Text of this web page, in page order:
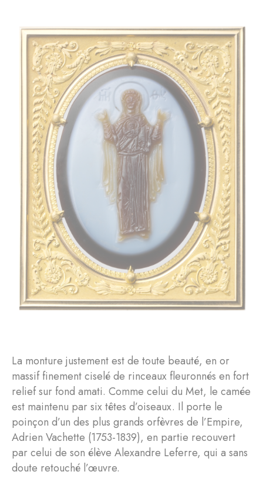
La monture justement est de toute beauté, en or
massif finement ciselé de rinceaux fleuronnés en fort
relief sur fond amati. Comme celui du Met, le camée
est maintenu par six têtes d’oiseaux. Il porte le
poinçon d’un des plus grands orfèvres de l’Empire,
Adrien Vachette (1753-1839), en partie recouvert
par celui de son élève Alexandre Leferre, qui a sans
doute retouché l’œuvre.